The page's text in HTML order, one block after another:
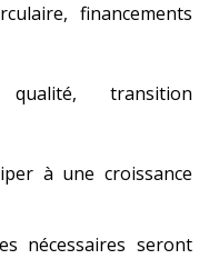
financements
transition
à une croissance
nécessaires seront